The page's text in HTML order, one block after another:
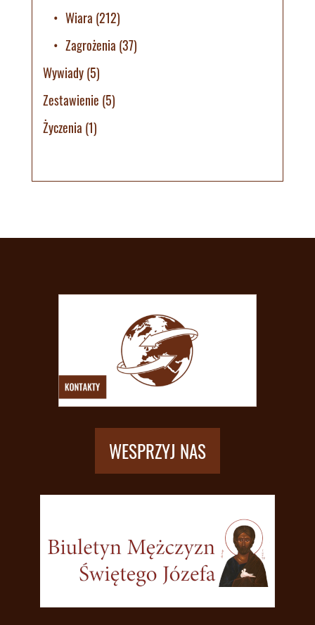
Wiara (212)
Zagrożenia (37)
Wywiady(5)
Zestawienie (5)
Życzenia (1)
WESPRZYJ NAS